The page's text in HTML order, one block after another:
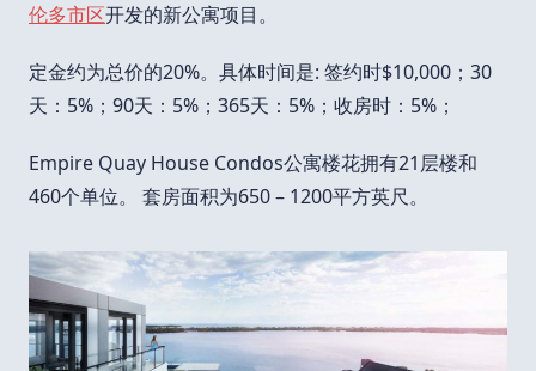
伦多市区开发的新公寓项目。
定金约为总价的20%。具体时间是: 签约时$10,000；30
天：5%；90天：5%；365天：5%；收房时：5%；
Empire Quay House Condos公寓楼花拥有21层楼和
460个单位。 套房面积为650 – 1200平方英尺。